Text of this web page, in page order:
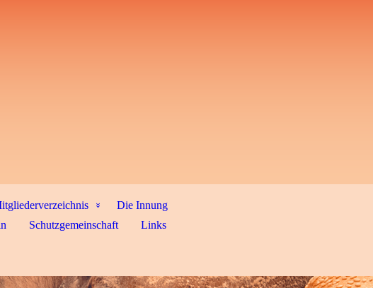
Die Innung
Schutzgemeinschaft
Links